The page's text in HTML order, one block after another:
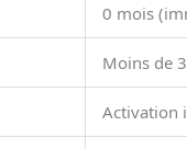
0 mois
Moins de
Activation